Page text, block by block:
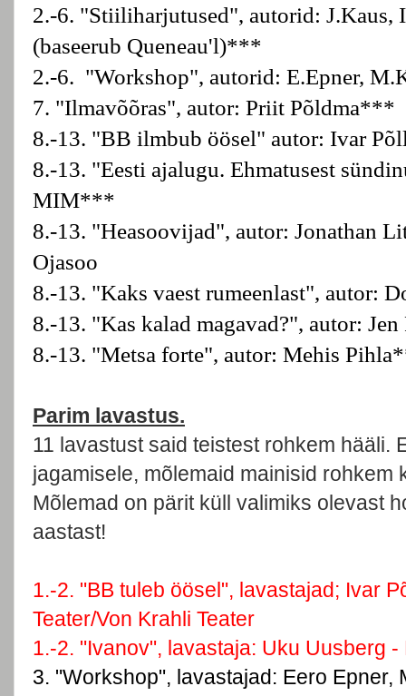
2.-6. "Stiiliharjutused", autorid:
(baseerub Queneau'l)***
2.-6. "Workshop", autorid: E.Epner,
7. "Ilmavõõras", autor: Priit Põldma***
8.-13. "BB ilmbub öösel" autor: Ivar
8.-13. "Eesti ajalugu. Ehmatusest
MIM***
8.-13. "Heasoovijad", autor: Jonathan
Ojasoo
8.-13. "Kaks vaest rumeenlast", autor:
8.-13. "Kas kalad magavad?", autor:
8.-13. "Metsa forte", autor: Mehis
Parim lavastus.
11 lavastust said teistest rohkem hääli.
jagamisele, mõlemaid mainisid rohkem
Mõlemad on pärit küll valimiks olevast
aastast!
1.-2. "BB tuleb öösel", lavastajad; Ivar
Teater/Von Krahli Teater
1.-2. "Ivanov", lavastaja: Uku Uusberg
3. "Workshop", lavastajad: Eero Epner,